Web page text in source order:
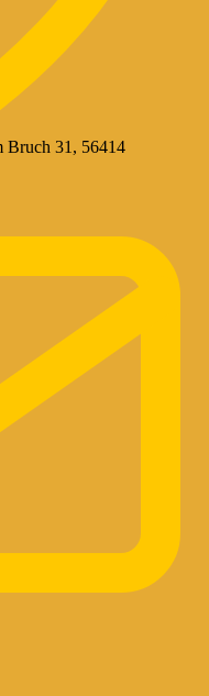
Bruch 31, 56414